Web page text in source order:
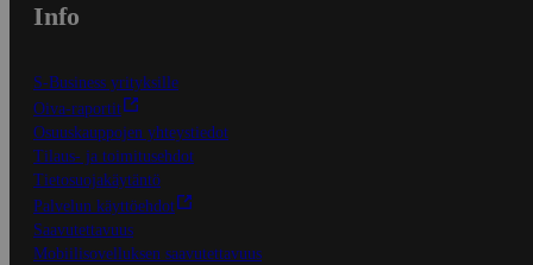
Info
S-Business yrityksille
Oiva-raportit
Osuuskauppojen yhteystiedot
Tilaus- ja toimitusehdot
Tietosuojakäytäntö
Palvelun käyttöehdot
Saavutettavuus
Mobiilisovelluksen saavutettavuus